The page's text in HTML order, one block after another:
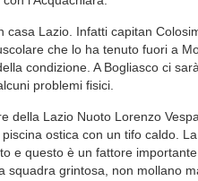
casa Lazio. Infatti capitan
che lo ha tenuto fuori a
condizione. A Bogliasco ci
problemi fisici.
della Lazio Nuoto Lorenzo
ostica con un tifo caldo. La
e questo è un fattore
squadra grintosa, non mollano